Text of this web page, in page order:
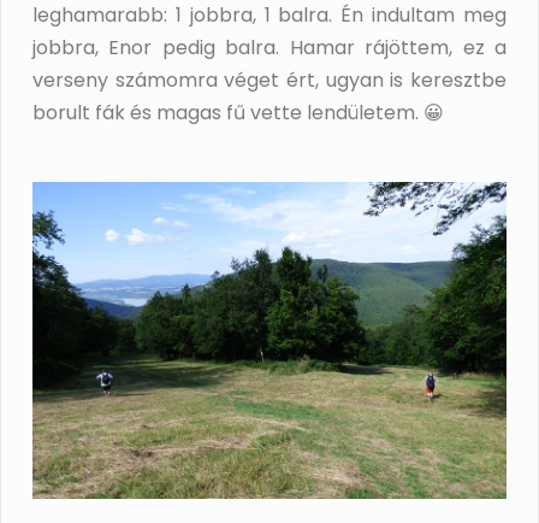
leghamarabb: 1 jobbra, 1 balra. Én indultam meg
jobbra, Enor pedig balra. Hamar rájöttem, ez a
verseny számomra véget ért, ugyan is keresztbe
borult fák és magas fű vette lendületem. 😀